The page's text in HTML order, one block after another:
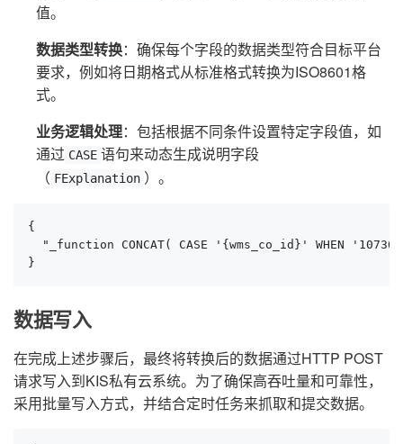
值。
数据类型转换：确保每个字段的数据类型符合目标平台
要求，例如将日期格式从标准格式转换为ISO8601格
式。
业务逻辑处理：包括根据不同条件设置特定字段值，如
通过 CASE 语句来动态生成说明字段
（ FExplanation ）。
{
"_function CONCAT( CASE '{wms_co_id}' WHEN
}
数据写入
在完成上述步骤后，最终将转换后的数据通过HTTP POST
请求写入到KIS私有云系统。为了确保高吞吐量和可靠性，
采用批量写入方式，并结合定时任务来抓取和提交数据。